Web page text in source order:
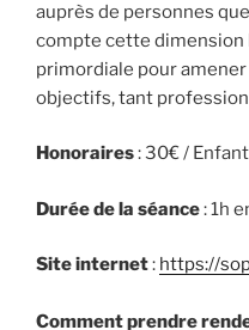
auprès de personnes
compte cette dimension
primordiale pour
objectifs, tant
Honoraires: 30€ /
Durée de la séance: 1h
Site internet: https://
Comment prendre